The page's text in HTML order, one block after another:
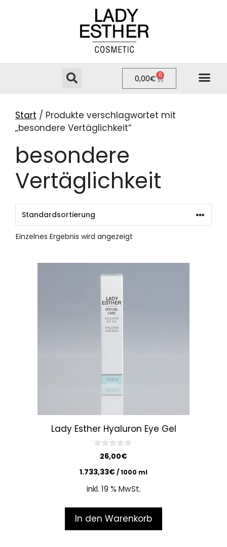
0,00€ 0
Start / Produkte verschlagwortet mit
„besondere Vertäglichkeit“
besondere
Vertäglichkeit
Einzelnes Ergebnis wird angezeigt
Lady Esther Hyaluron Eye Gel
u
t
f
26,00€
1.733,33€/1000 ml
inkl. 19 % MwSt.
In den Warenkorb